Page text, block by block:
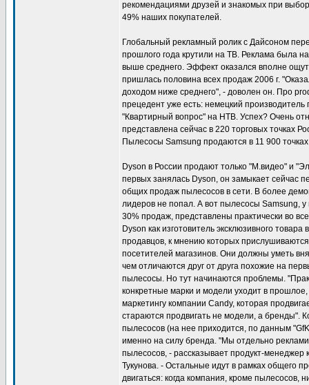
рекомендациями друзей и знакомых при
49% наших покупателей.
Глобальный рекламный ролик с Дайсоном
прошлого года крутили на ТВ. Реклама была
выше среднего. Эффект оказался вполне
пришлась половина всех продаж 2006 г.
доходом ниже среднего", - доволен он. Про
прецедент уже есть: немецкий
"Квартирный вопрос" на НТВ. Успех? Очень
представлена сейчас в 220 торговых точках
Пылесосы Samsung продаются в 11 900
Dyson в России продают только "М.видео" и
первых занялась Dyson, он замыкает сейчас
общих продаж пылесосов в сети. В более
лидеров не попал. А вот пылесосы Samsung,
30% продаж, представлены практически во
Dyson как изготовитель эксклюзивного
продавцов, к мнению которых
посетителей магазинов. Они должны уметь
чем отличаются друг от друга похожие на
пылесосы. Но тут начинаются проблемы.
конкретные марки и модели уходит в
маркетингу компании Candy, которая
стараются продвигать не модели, а бренды".
пылесосов (на нее приходится, по данным
именно на силу бренда. "Мы отдельно
пылесосов, - рассказывает продукт-менеджер
Тукунова. - Остальные идут в рамках общего
двигаться: когда компания, кроме пылесосов,